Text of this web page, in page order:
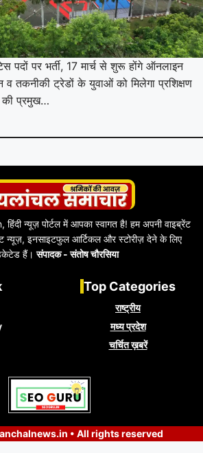
पदों पर भर्ती, 17 मार्च से शुरू होंगे ऑनलाइन
व तकनीकी ट्रेडों के युवाओं को मिलेगा प्रशिक्षण
की प्रमुख…
न्यूज़ पोर्टल में आपका स्वागत है! हम अपनी वाइब्रेंट
न्यूज़, इनसाइटफुल आर्टिकल और स्टोरीज़ देने के लिए
हैं।संपादक - संतोष चौरसिया
Top Categories
राष्ट्रीय
मध्य प्रदेश
चर्चित ख़बरें
• All rights reserved